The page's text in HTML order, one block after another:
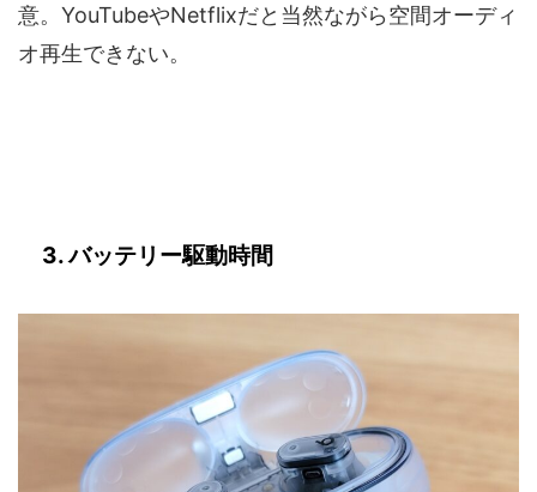
意。YouTubeやNetflixだと当然ながら空間オーディ
オ再生できない。
3. バッテリー駆動時間